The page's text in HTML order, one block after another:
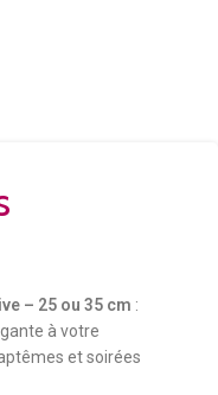
– 25 ou 35 cm :
à votre
et soirées